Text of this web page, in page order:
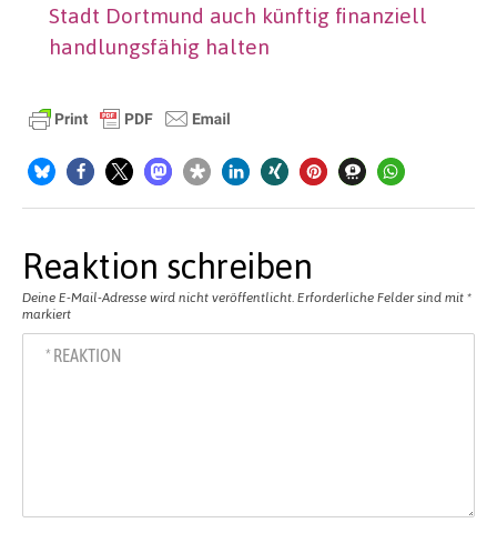
Stadt Dortmund auch künftig finanziell
handlungsfähig halten
Reaktion schreiben
Deine E-Mail-Adresse wird nicht veröffentlicht. Erforderliche Felder sind mit *
markiert